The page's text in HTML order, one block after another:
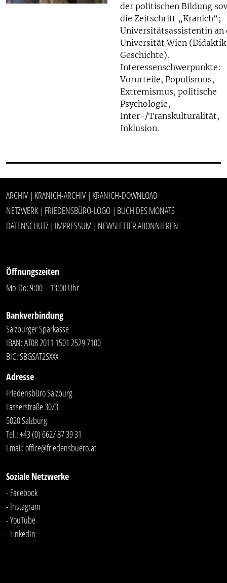
der politischen Bildung
die Zeitschrift „Kranich“;
Universitätsassistentin an
Universität Wien
Geschichte).
Interessenschwerpunkte:
Vorurteile, Populismus,
Extremismus, politische
Psychologie,
Inter-/Transkulturalität,
Inklusion.
ARCHIV | KRANICH-ARCHIV | KRANICH-DOWNLOAD
NETZWERK | FRIEDENSBÜRO-LOGO | BUCH DES MONATS
DATENSCHUTZ | IMPRESSUM | NEWSLETTER ABONNIEREN
Öffnungszeiten
Mo-Do: 9:00 – 13:00 Uhr
Bankverbindung
Salzburger Sparkasse
IBAN: AT08 2011 1501 2529 7100
BIC: SBGSAT2SXXX
Adresse
Friedensbüro Salzburg
Lasserstraße 30/3
5020 Salzburg
Tel.:+43 (0) 662/ 87 39 31
Email:office@friedensbuero.at
Soziale Netzwerke
- Facebook
- Instagram
- YouTube
- LinkedIn